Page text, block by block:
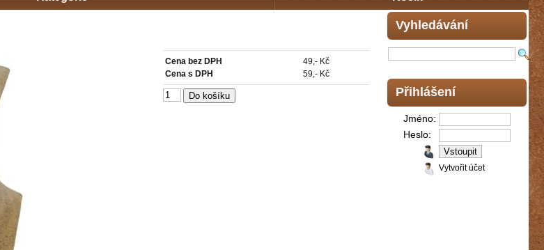
Cena bez DPH
49,- Kč
Cena s DPH
59,- Kč
Do košíku
Vyhledávání
Přihlášení
Jméno:
Heslo:
Vytvořit účet